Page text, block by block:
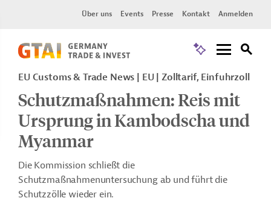
Über uns Events Presse Kontakt Anmelden
EU Customs & Trade News EU Zolltarif, Einfuhrzoll
Schutzmaßnahmen: Reis mit
Ursprung in Kambodscha und
Myanmar
Die Kommission schließt die
Schutzmaßnahmenuntersuchung ab und führt die
Schutzzölle wieder ein.